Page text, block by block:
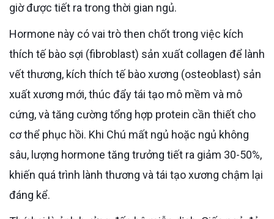
giờ được tiết ra trong thời gian ngủ.
Hormone này có vai trò then chốt trong việc kích
thích tế bào sợi (fibroblast) sản xuất collagen để lành
vết thương, kích thích tế bào xương (osteoblast) sản
xuất xương mới, thúc đẩy tái tạo mô mềm và mô
cứng, và tăng cường tổng hợp protein cần thiết cho
cơ thể phục hồi. Khi Chú mất ngủ hoặc ngủ không
sâu, lượng hormone tăng trưởng tiết ra giảm 30-50%,
khiến quá trình lành thương và tái tạo xương chậm lại
đáng kể.